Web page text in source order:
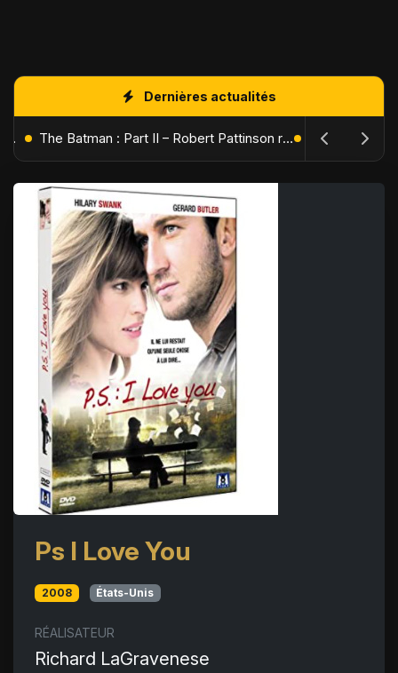
Dernières actualités
L'Âge de Glace : Le Réveil du Volcan – Manny, Sid et Diego de retour pour une aventure explosive The Batman : Part II – Robert Pattinson replonge dans les ténèbres de Gotham dès octobre 2027
Ps I Love You
2008 États-Unis
RÉALISATEUR
Richard LaGravenese